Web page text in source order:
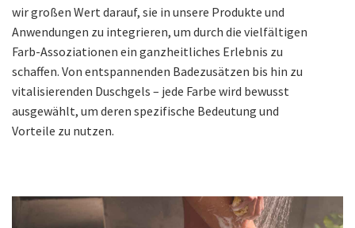
wir großen Wert darauf, sie in unsere Produkte und
Anwendungen zu integrieren, um durch die vielfältigen
Farb-Assoziationen ein ganzheitliches Erlebnis zu
schaffen. Von entspannenden Badezusätzen bis hin zu
vitalisierenden Duschgels – jede Farbe wird bewusst
ausgewählt, um deren spezifische Bedeutung und
Vorteile zu nutzen.